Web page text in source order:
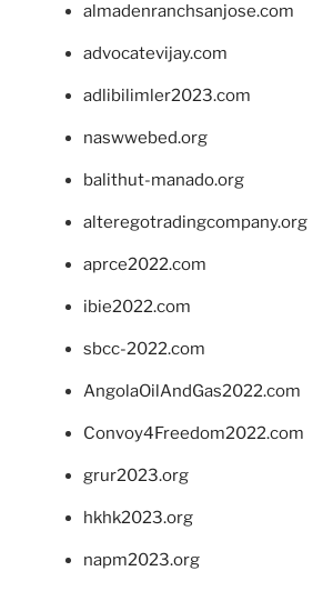
almadenranchsanjose.com
advocatevijay.com
adlibilimler2023.com
naswwebed.org
balithut-manado.org
alteregotradingcompany.org
aprce2022.com
ibie2022.com
sbcc-2022.com
AngolaOilAndGas2022.com
Convoy4Freedom2022.com
grur2023.org
hkhk2023.org
napm2023.org